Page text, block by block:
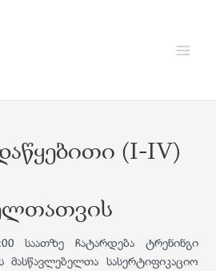
(I-IV)
საათზე ჩატარდება ტრენინგი
მასწავლებელთა სასერტიფიკაციო